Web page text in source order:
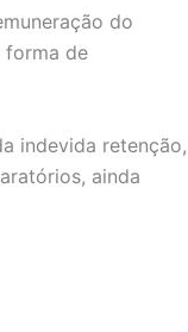
do
forma de
indevida retenção,
ainda